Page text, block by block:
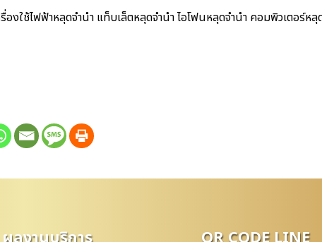
ใช้ไฟฟ้าหลุดจำนำ แท็บเล็ตหลุดจำนำ ไอโฟนหลุดจำนำ คอมพิวเตอร์ห